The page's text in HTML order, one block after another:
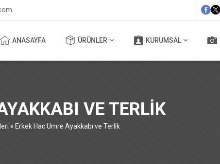
ANASAYFA ÜRÜNLER KURUMSAL
VE TERLIK
» Erkek Hac Umre Ayakkabı ve Terlik